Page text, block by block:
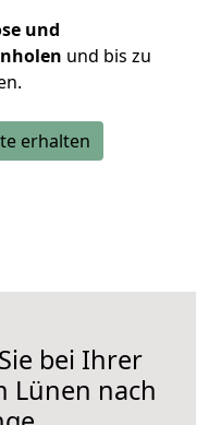
und
und bis zu
erhalten
bei Ihrer
Lünen nach